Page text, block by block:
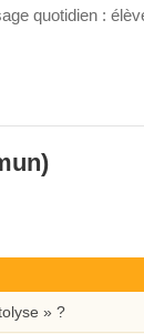
quotidien :
» ?